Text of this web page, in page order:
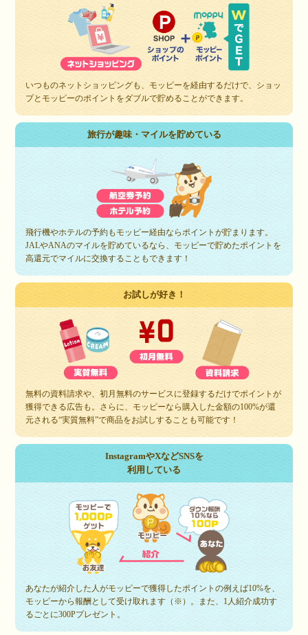
いつものネットショッピングも、モッピーを経由するだけで、ショッ
プとモッピーのポイントをダブルで貯めることができます。
旅行が趣味・マイルを貯めている
飛行機やホテルの予約もモッピー経由ならポイントが貯まります。
JALやANAのマイルを貯めているなら、モッピーで貯めたポイントを
高還元でマイルに交換することもできます！
お試しが好き！
無料の資料請求や、初月無料のサービスに登録するだけでポイントが
獲得できる広告も。さらに、モッピーなら購入した金額の100%が還
元される“実質無料”で商品をお試しすることも可能です！
InstagramやXなどSNSを
利用している
あなたが紹介した人がモッピーで獲得したポイントの例えば10%を、
モッピーから報酬として受け取れます（※）。また、1人紹介成功す
るごとに300Pプレゼント。